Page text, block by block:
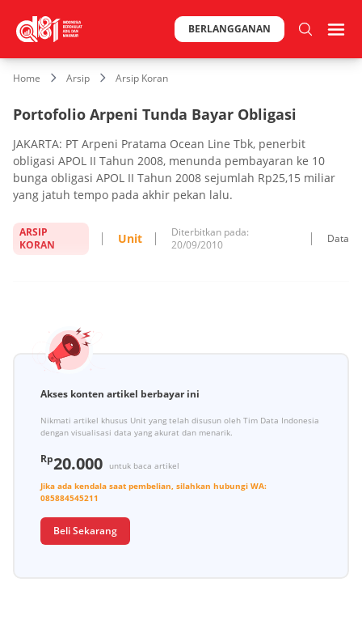
BERLANGGANAN
Home Arsip Arsip Koran
Portofolio Arpeni Tunda Bayar Obligasi
JAKARTA: PT Arpeni Pratama Ocean Line Tbk, penerbit
obligasi APOL II Tahun 2008, menunda pembayaran ke 10
bunga obligasi APOL II Tahun 2008 sejumlah Rp25,15 miliar
yang jatuh tempo pada akhir pekan lalu.
ARSIP
KORAN
Unit
Diterbitkan pada:
20/09/2010
Data
Akses konten artikel berbayar ini
Nikmati artikel khusus Unit yang telah disusun oleh Tim Data Indonesia
dengan visualisasi data yang akurat dan menarik.
Rp20.000
untuk baca artikel
Jika ada kendala saat pembelian, silahkan hubungi WA:
085884545211
Beli Sekarang